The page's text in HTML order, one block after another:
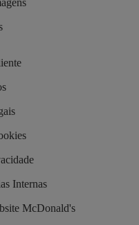
Internas
McDonald's